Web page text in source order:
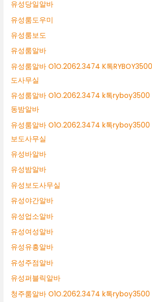
유성당일알바
유성룸도우미
유성룸보도
유성룸알바
유성룸알바 O1O.2062.3474 K톡
도사무실
유성룸알바 O1O.2062.3474 k톡ryboy3500
동밤알바
유성룸알바 O1O.2062.3474 k톡ryboy3500
보도사무실
유성바알바
유성밤알바
유성보도사무실
유성야간알바
유성업소알바
유성여성알바
유성유흥알바
유성주점알바
유성퍼블릭알바
청주룸알바 O1O.2062.3474 k톡ryboy3500